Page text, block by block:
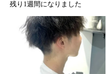
残り1週間になりました